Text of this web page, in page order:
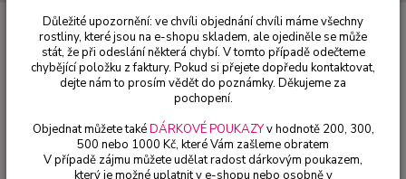
Trvalky
Sedum makioni Yellow- rozchodník - cena za kus v 3-
kusovém balení
Sedum makioni Yellow-
rozchodník - cena za kus v 3-
kusovém balení
Důležité upozornění: ve chvíli objednání chvíli máme všechny
rostliny, které jsou na e-shopu skladem, ale ojediněle se může
stát, že při odeslání některá chybí. V tomto případě odečteme
chybějící položku z faktury. Pokud si přejete dopředu kontaktovat,
dejte nám to prosím vědět do poznámky. Děkujeme za
pochopení.
Objednat můžete takéDÁRKOVÉ POUKAZYv hodnotě 200, 300,
500 nebo 1000 Kč, které Vám zašleme obratem
V případě zájmu můžete udělat radost dárkovým poukazem,
který je možné uplatnit v e-shopu nebo osobně v